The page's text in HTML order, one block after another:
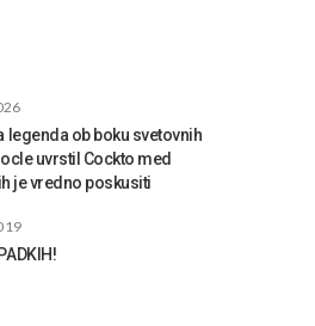
legenda ob boku svetovnih
uvrstil Cockto med
je vredno poskusiti